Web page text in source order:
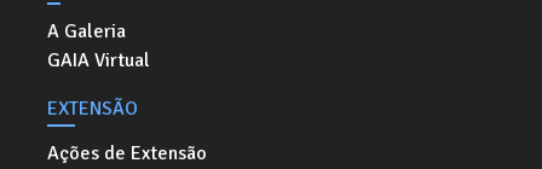
A Galeria
GAIA Virtual
EXTENSÃO
Ações de Extensão